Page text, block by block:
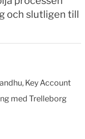
och slutligen till
Key Account
med Trelleborg